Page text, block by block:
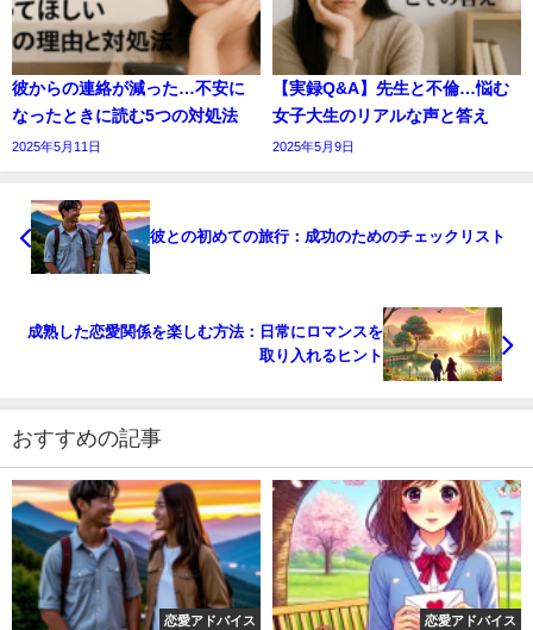
彼からの連絡が減った…不安に
なったときに読む5つの対処法
2025年5月11日
【実録Q&A】先生と不倫…悩む
女子大生のリアルな声と答え
2025年5月9日
彼との初めての旅行：成功のためのチェックリスト
成熟した恋愛関係を楽しむ方法：日常にロマンスを
取り入れるヒント
おすすめの記事
恋愛アドバイス 恋愛アドバイス